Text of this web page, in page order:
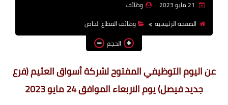
بالجامعات والمعاهد
اخبار
وظائف
الصفحة الرئيسية
وظائف القطاع الخاص
الحجم
عن اليوم التوظيفي المفتوح لشركة أسواق العثيم (فرع
جديد فيصل) يوم الاربعاء الموافق 24 مايو 2023